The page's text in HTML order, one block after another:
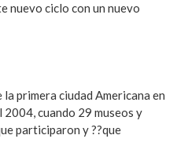
nuevo ciclo con un nuevo
primera ciudad Americana en
cuando 29 museos y
participaron y ??que